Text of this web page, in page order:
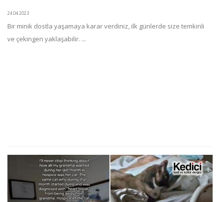
24.04.2023
Bir minik dostla yaşamaya karar verdiniz, ilk günlerde size temkinli
ve çekingen yaklaşabilir. ...